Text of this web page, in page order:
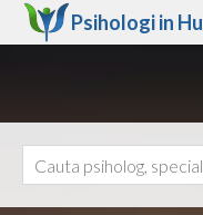
Psihologi in